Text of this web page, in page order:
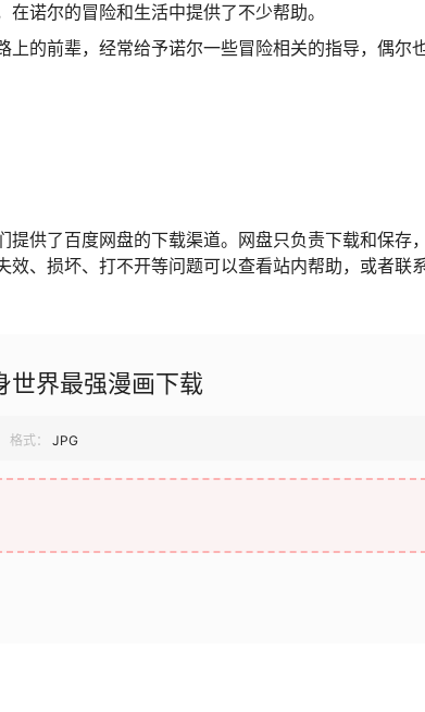
诺尔的冒险和生活中提供了不少帮助。
的前辈，经常给予诺尔一些冒险相关的指导，偶尔
供了百度网盘的下载渠道。网盘只负责下载和保存
、损坏、打不开等问题可以查看站内帮助，或者联
世界最强漫画下载
格式： JPG